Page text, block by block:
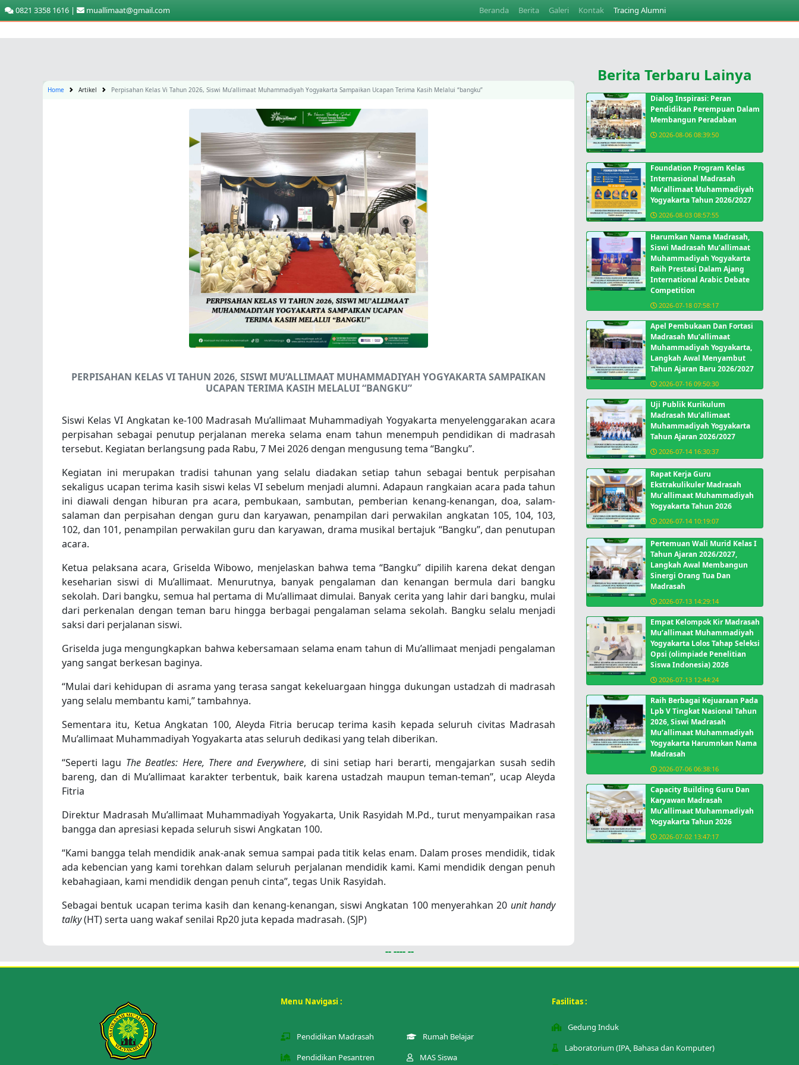
0821 3358 1616 | muallimaat@gmail.com Beranda Berita Galeri Kontak Tracing Alumni
Home Artikel Perpisahan Kelas Vi Tahun 2026, Siswi Mu’allimaat Muhammadiyah Yogyakarta Sampaikan Ucapan Terima Kasih Melalui “bangku”
PERPISAHAN KELAS VI TAHUN 2026, SISWI MU’ALLIMAAT MUHAMMADIYAH YOGYAKARTA SAMPAIKAN
UCAPAN TERIMA KASIH MELALUI “BANGKU”
Siswi Kelas VI Angkatan ke-100 Madrasah Mu’allimaat Muhammadiyah Yogyakarta menyelenggarakan acara
perpisahan sebagai penutup perjalanan mereka selama enam tahun menempuh pendidikan di madrasah
tersebut. Kegiatan berlangsung pada Rabu, 7 Mei 2026 dengan mengusung tema “Bangku”.
Kegiatan ini merupakan tradisi tahunan yang selalu diadakan setiap tahun sebagai bentuk perpisahan
sekaligus ucapan terima kasih siswi kelas VI sebelum menjadi alumni. Adapaun rangkaian acara pada tahun
ini diawali dengan hiburan pra acara, pembukaan, sambutan, pemberian kenang-kenangan, doa, salam-
salaman dan perpisahan dengan guru dan karyawan, penampilan dari perwakilan angkatan 105, 104, 103,
102, dan 101, penampilan perwakilan guru dan karyawan, drama musikal bertajuk “Bangku”, dan penutupan
acara.
Ketua pelaksana acara, Griselda Wibowo, menjelaskan bahwa tema “Bangku” dipilih karena dekat dengan
keseharian siswi di Mu’allimaat. Menurutnya, banyak pengalaman dan kenangan bermula dari bangku
sekolah. Dari bangku, semua hal pertama di Mu’allimaat dimulai. Banyak cerita yang lahir dari bangku, mulai
dari perkenalan dengan teman baru hingga berbagai pengalaman selama sekolah. Bangku selalu menjadi
saksi dari perjalanan siswi.
Griselda juga mengungkapkan bahwa kebersamaan selama enam tahun di Mu’allimaat menjadi pengalaman
yang sangat berkesan baginya.
“Mulai dari kehidupan di asrama yang terasa sangat kekeluargaan hingga dukungan ustadzah di madrasah
yang selalu membantu kami,” tambahnya.
Sementara itu, Ketua Angkatan 100, Aleyda Fitria berucap terima kasih kepada seluruh civitas Madrasah
Mu’allimaat Muhammadiyah Yogyakarta atas seluruh dedikasi yang telah diberikan.
“Seperti lagu The Beatles: Here, There and Everywhere, di sini setiap hari berarti, mengajarkan susah sedih
bareng, dan di Mu’allimaat karakter terbentuk, baik karena ustadzah maupun teman-teman”, ucap Aleyda
Fitria
Direktur Madrasah Mu’allimaat Muhammadiyah Yogyakarta, Unik Rasyidah M.Pd., turut menyampaikan rasa
bangga dan apresiasi kepada seluruh siswi Angkatan 100.
“Kami bangga telah mendidik anak-anak semua sampai pada titik kelas enam. Dalam proses mendidik, tidak
ada kebencian yang kami torehkan dalam seluruh perjalanan mendidik kami. Kami mendidik dengan penuh
kebahagiaan, kami mendidik dengan penuh cinta”, tegas Unik Rasyidah.
Sebagai bentuk ucapan terima kasih dan kenang-kenangan, siswi Angkatan 100 menyerahkan 20 unit handy
talky(HT) serta uang wakaf senilai Rp20 juta kepada madrasah. (SJP)
Berita Terbaru Lainya
Dialog Inspirasi: Peran
Pendidikan Perempuan Dalam
Membangun Peradaban
2026-08-06 08:39:50
Foundation Program Kelas
Internasional Madrasah
Mu’allimaat Muhammadiyah
Yogyakarta Tahun 2026/2027
2026-08-03 08:57:55
Harumkan Nama Madrasah,
Siswi Madrasah Mu’allimaat
Muhammadiyah Yogyakarta
Raih Prestasi Dalam Ajang
International Arabic Debate
Competition
2026-07-18 07:58:17
Apel Pembukaan Dan Fortasi
Madrasah Mu’allimaat
Muhammadiyah Yogyakarta,
Langkah Awal Menyambut
Tahun Ajaran Baru 2026/2027
2026-07-16 09:50:30
Uji Publik Kurikulum
Madrasah Mu’allimaat
Muhammadiyah Yogyakarta
Tahun Ajaran 2026/2027
2026-07-14 16:30:37
Rapat Kerja Guru
Ekstrakulikuler Madrasah
Mu’allimaat Muhammadiyah
Yogyakarta Tahun 2026
2026-07-14 10:19:07
Pertemuan Wali Murid Kelas I
Tahun Ajaran 2026/2027,
Langkah Awal Membangun
Sinergi Orang Tua Dan
Madrasah
2026-07-13 14:29:14
Empat Kelompok Kir Madrasah
Mu’allimaat Muhammadiyah
Yogyakarta Lolos Tahap Seleksi
Opsi (olimpiade Penelitian
Siswa Indonesia) 2026
2026-07-13 12:44:24
Raih Berbagai Kejuaraan Pada
Lpb V Tingkat Nasional Tahun
2026, Siswi Madrasah
Mu’allimaat Muhammadiyah
Yogyakarta Harumnkan Nama
Madrasah
2026-07-06 06:38:16
Capacity Building Guru Dan
Karyawan Madrasah
Mu’allimaat Muhammadiyah
Yogyakarta Tahun 2026
2026-07-02 13:47:17
-- ---- --
Menu Navigasi :
Pendidikan Madrasah
Pendidikan Pesantren
Rumah Belajar
MAS Siswa
Fasilitas :
Gedung Induk
Laboratorium (IPA, Bahasa dan Komputer)